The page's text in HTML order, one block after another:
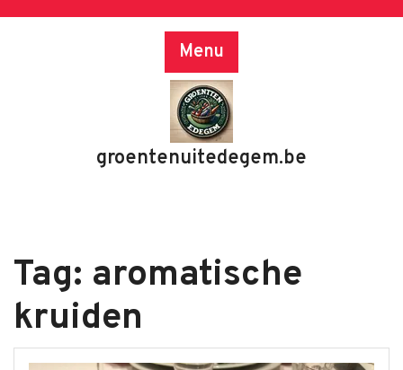
Menu
groentenuitedegem.be
Tag: aromatische
kruiden